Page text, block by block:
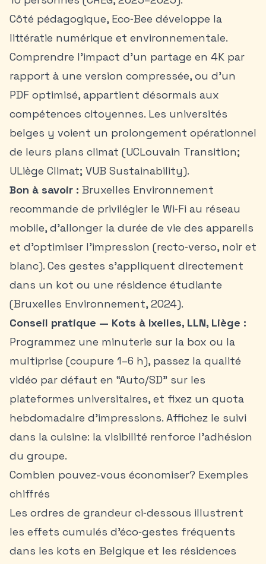
Côté pédagogique, Eco‑Bee développe la
littératie numérique et environnementale.
Comprendre l’impact d’un partage en 4K par
rapport à une version compressée, ou d’un
PDF optimisé, appartient désormais aux
compétences citoyennes. Les universités
belges y voient un prolongement opérationnel
de leurs plans climat (UCLouvain Transition;
ULiège Climat; VUB Sustainability).
Bon à savoir : Bruxelles Environnement
recommande de privilégier le Wi‑Fi au réseau
mobile, d’allonger la durée de vie des appareils
et d’optimiser l’impression (recto‑verso, noir et
blanc). Ces gestes s’appliquent directement
dans un kot ou une résidence étudiante
(Bruxelles Environnement, 2024).
Conseil pratique — Kots à Ixelles, LLN, Liège :
Programmez une minuterie sur la box ou la
multiprise (coupure 1–6 h), passez la qualité
vidéo par défaut en “Auto/SD” sur les
plateformes universitaires, et fixez un quota
hebdomadaire d’impressions. Affichez le suivi
dans la cuisine: la visibilité renforce l’adhésion
du groupe.
Combien pouvez-vous économiser? Exemples
chiffrés
Les ordres de grandeur ci‑dessous illustrent
les effets cumulés d’éco‑gestes fréquents
dans les kots en Belgique et les résidences